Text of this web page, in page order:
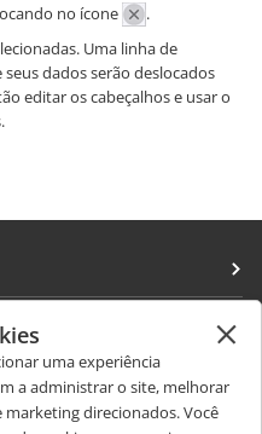
no ícone
.
Uma linha de
dados serão deslocados
editar os cabeçalhos e usar o
uma experiência
a administrar o site, melhorar
direcionados. Você